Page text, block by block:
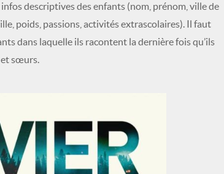
descriptives des enfants (nom, prénom, ville de
poids, passions, activités extrascolaires). Il faut
dans laquelle ils racontent la dernière fois qu’ils
et sœurs.